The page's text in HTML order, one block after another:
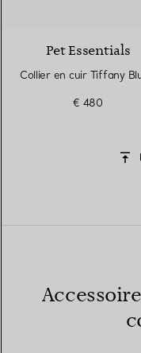
Pet Essentials
Collier en cuir Tiffany
€ 480